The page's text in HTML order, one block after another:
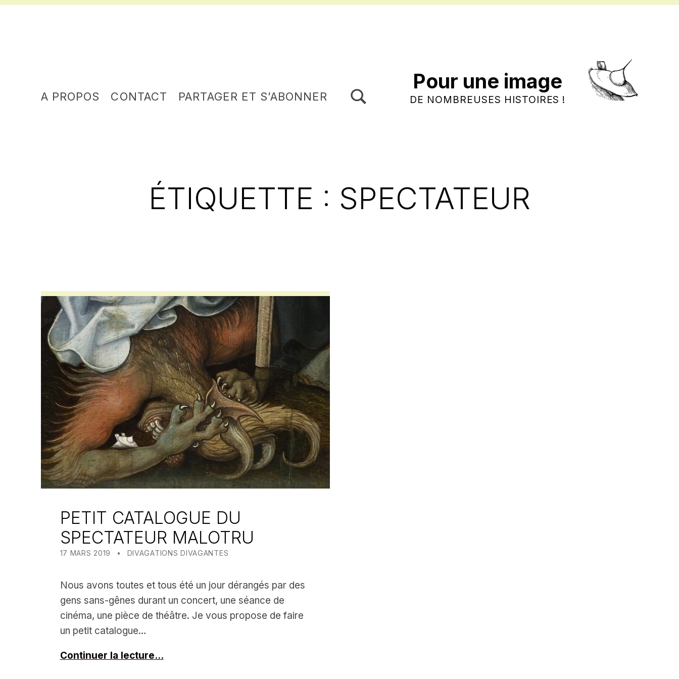
Pour une image
DE NOMBREUSES HISTOIRES !
A PROPOS CONTACT PARTAGER ET S’ABONNER
ÉTIQUETTE : SPECTATEUR
PETIT CATALOGUE DU
SPECTATEUR MALOTRU
17 MARS 2019 WRITTEN BY:
MEALIN
CATEGORIZED IN:
DIVAGATIONS DIVAGANTES
Nous avons toutes et tous été un jour dérangés par des
gens sans-gênes durant un concert, une séance de
cinéma, une pièce de théâtre. Je vous propose de faire
un petit catalogue…
Continuer la lecture…